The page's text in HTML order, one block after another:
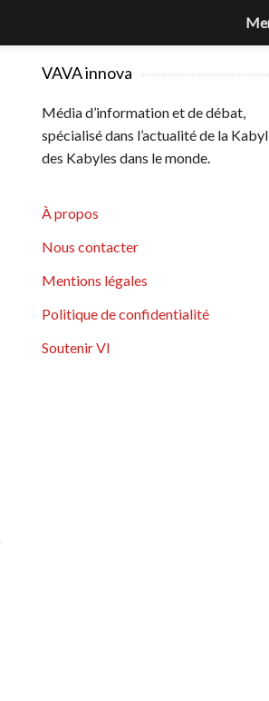
VAVA innova
Média d’information et de débat,
spécialisé dans l’actualité de la
des Kabyles dans le monde.
À propos
Nous contacter
Mentions légales
Politique de confidentialité
Soutenir VI